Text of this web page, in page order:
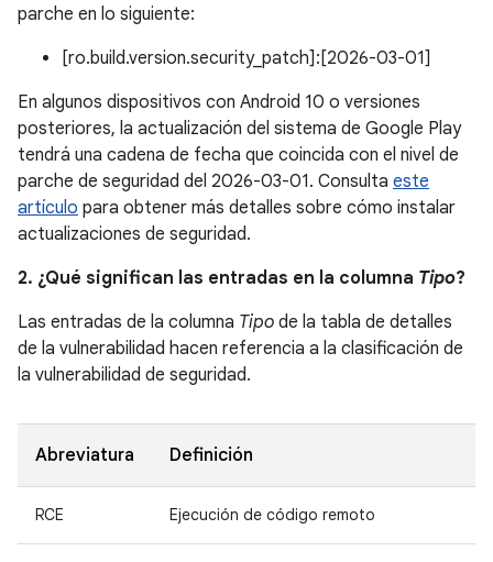
parche en lo siguiente:
[ro.build.version.security_patch]:[2026-03-01]
En algunos dispositivos con Android 10 o versiones
posteriores, la actualización del sistema de Google Play
tendrá una cadena de fecha que coincida con el nivel de
parche de seguridad del 2026-03-01. Consulta este
artículo para obtener más detalles sobre cómo instalar
actualizaciones de seguridad.
2. ¿Qué significan las entradas en la columna Tipo?
Las entradas de la columna Tipo de la tabla de detalles
de la vulnerabilidad hacen referencia a la clasificación de
la vulnerabilidad de seguridad.
Abreviatura Definición
RCE Ejecución de código remoto